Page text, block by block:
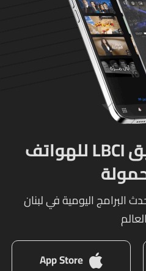
حمل الآن تطبيق LBCI للهواتف
البرامج اليومية في لبنان
App Store